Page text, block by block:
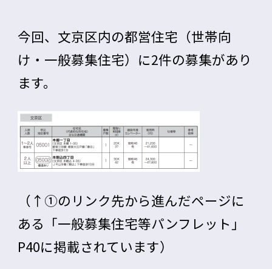
今回、 文京区内の都営住宅（世帯向
け・一般募集住宅）に2件の募集があり
ます。
（↑①のリンク先から進んだページに
ある「一般募集住宅等パンフレット 」
P40に掲載されています）